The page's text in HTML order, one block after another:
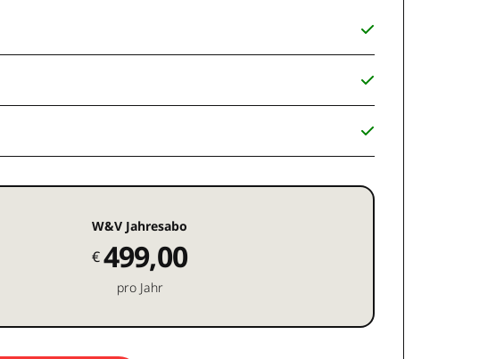
W&V Jahresabo
€499,00
pro Jahr